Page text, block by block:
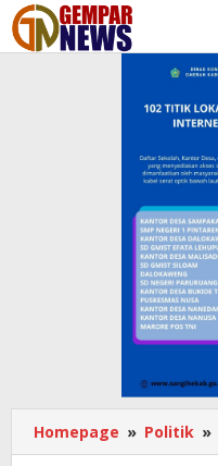
Lewati
ke
konten
Homepage » Politik »